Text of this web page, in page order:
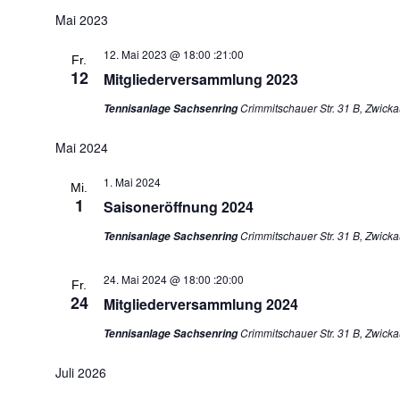
wählen.
Mai 2023
Fr.
12 Mitgliederversammlung 2023
12. Mai 2023 @ 18:00 :21:00
Tennisanlage SachsenringCrimmitschauer Str. 31 B,
Mai 2024
Mi.
1 Saisoneröffnung 2024
1. Mai 2024
Tennisanlage SachsenringCrimmitschauer Str. 31 B,
Fr.
24 Mitgliederversammlung 2024
24. Mai 2024 @ 18:00 :20:00
Tennisanlage SachsenringCrimmitschauer Str. 31 B,
Juli 2026